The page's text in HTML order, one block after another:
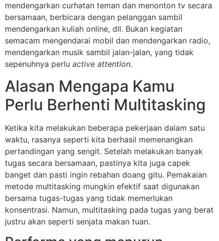
mendengarkan curhatan teman dan menonton tv secara
bersamaan, berbicara dengan pelanggan sambil
mendengarkan kuliah online, dll. Bukan kegiatan
semacam mengendarai mobil dan mendengarkan radio,
mendengarkan musik sambil jalan-jalan, yang tidak
sepenuhnya perlu active attention.
Alasan Mengapa Kamu
Perlu Berhenti Multitasking
Ketika kita melakukan beberapa pekerjaan dalam satu
waktu, rasanya seperti kita berhasil memenangkan
pertandingan yang sengit. Setelah melakukan banyak
tugas secara bersamaan, pastinya kita juga capek
banget dan pasti ingin rebahan doang gitu. Pemakaian
metode multitasking mungkin efektif saat digunakan
bersama tugas-tugas yang tidak memerlukan
konsentrasi. Namun, multitasking pada tugas yang berat
justru akan seperti senjata makan tuan.